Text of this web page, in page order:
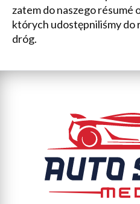
zatem do naszego résumé
których udostępniliśmy do
dróg.